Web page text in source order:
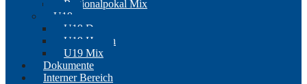
Regionalpokal Mix
U19
U19 Damen
U19 Herren
U19 Mix
Dokumente
Interner Bereich